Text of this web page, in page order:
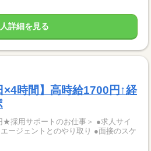
詳細を見る
×4時間】高時給1700円↑経
サポートのお仕事＞ ●求人サイ
ージェントとのやり取り ●面接のスケ